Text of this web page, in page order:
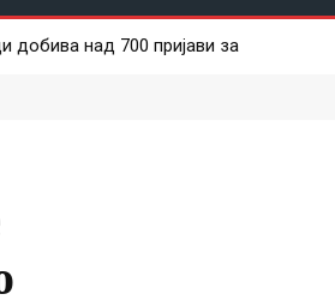
над 700 пријави за
уапсени